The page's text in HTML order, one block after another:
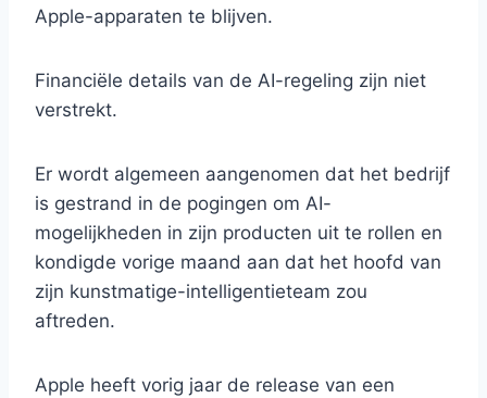
Apple-apparaten te blijven.
Financiële details van de AI-regeling zijn niet
verstrekt.
Er wordt algemeen aangenomen dat het bedrijf
is gestrand in de pogingen om AI-
mogelijkheden in zijn producten uit te rollen en
kondigde vorige maand aan dat het hoofd van
zijn kunstmatige-intelligentieteam zou
aftreden.
Apple heeft vorig jaar de release van een